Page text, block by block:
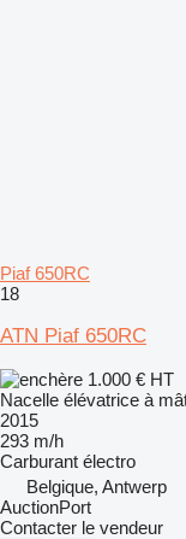
Piaf 650RC
18
ATN Piaf 650RC
1.000 € HT
Nacelle élévatrice à
2015
293 m/h
Carburant électro
Belgique, Antwerp
AuctionPort
Contacter le vendeur